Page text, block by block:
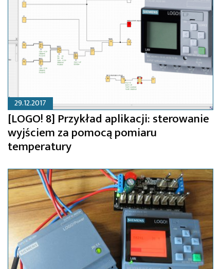
29.12.2017
[LOGO! 8] Przykład aplikacji: sterowanie
wyjściem za pomocą pomiaru
temperatury